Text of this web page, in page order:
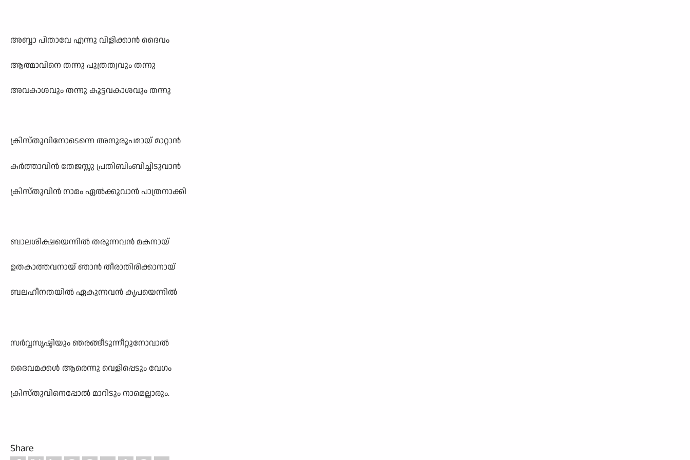
അബ്ബാ പിതാവേ എന്നു വിളിക്കാൻ ദൈവം
ആത്മാവിനെ തന്നു പുത്രത്വവും തന്നു
അവകാശവും തന്നു കൂട്ടവകാശവും തന്നു
ക്രിസ്തുവിനോടെന്നെ അനുരൂപമായ് മാറ്റാൻ
കർത്താവിൻ തേജസ്സു പ്രതിബിംബിച്ചിടുവാൻ
ക്രിസ്തുവിൻ നാമം ഏൽക്കുവാൻ പാത്രനാക്കി
ബാലശിക്ഷയെന്നിൽ തരുന്നവൻ മകനായ്
ഉതകാത്തവനായ് ഞാൻ തീരാതിരിക്കാനായ്
ബലഹീനതയിൽ ഏകുന്നവൻ കൃപയെന്നിൽ
സർവ്വസൃഷ്ടിയും ഞരങ്ങീടുന്നീറ്റുനോവാൽ
ദൈവമക്കൾ ആരെന്നു വെളിപ്പെടും വേഗം
ക്രിസ്തുവിനെപ്പോൽ മാറിടും നാമെല്ലാരും.
Share